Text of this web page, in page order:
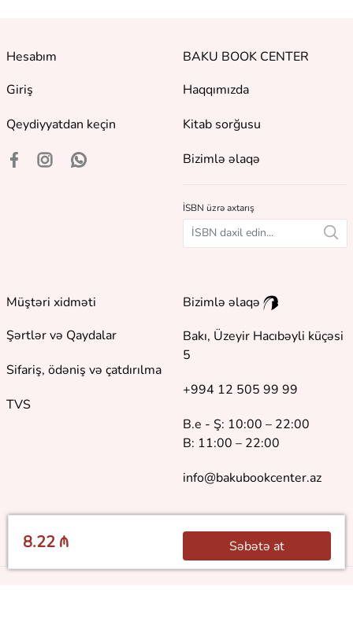
8.22 ₼ Səbətə at
Hesabım
Giriş
Qeydiyyatdan keçin
BAKU BOOK CENTER
Haqqımızda
Kitab sorğusu
Bizimlə əlaqə
İSBN üzrə axtarış
Müştəri xidməti
Şərtlər və Qaydalar
Sifariş, ödəniş və çatdırılma
TVS
Bizimlə əlaqə
Bakı, Üzeyir Hacıbəyli küçəsi
5
+994 12 505 99 99
B.e - Ş: 10:00 – 22:00
B: 11:00 – 22:00
info@bakubookcenter.az